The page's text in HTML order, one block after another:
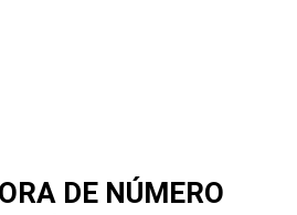
DE NÚMERO